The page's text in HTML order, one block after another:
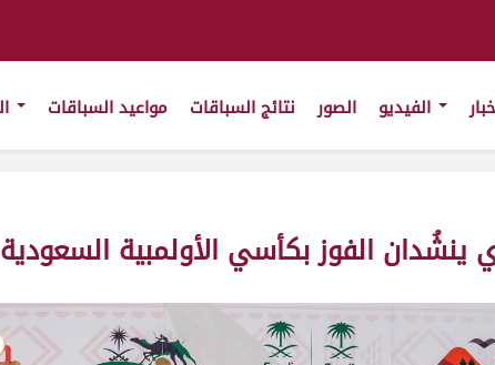
الصور نتائج السباقات مواعيد السباقات
ينشُدان الفوز بكأسي الأولمبية السعودية